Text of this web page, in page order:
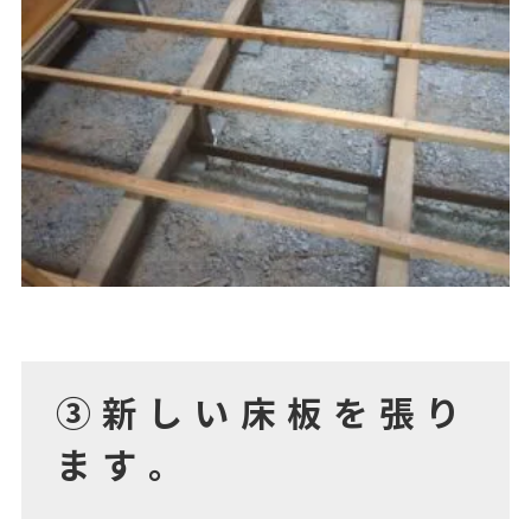
③新しい床板を張り
ます。